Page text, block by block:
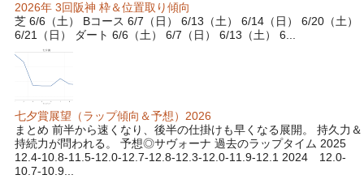
2026年 3回阪神 枠＆位置取り傾向
芝 6/6（土） Bコース 6/7（日） 6/13（土） 6/14（日） 6/20（土）
6/21（日） ダート 6/6（土） 6/7（日） 6/13（土） 6...
七夕賞展望（ラップ傾向＆予想）2026
まとめ 前半から速くなり、後半の仕掛けも早くなる展開。 持久力＆
持続力が問われる。 予想◎サヴォーナ 過去のラップタイム 2025
12.4-10.8-11.5-12.0-12.7-12.8-12.3-12.0-11.9-12.1 2024 12.0-
10.7-10.9...